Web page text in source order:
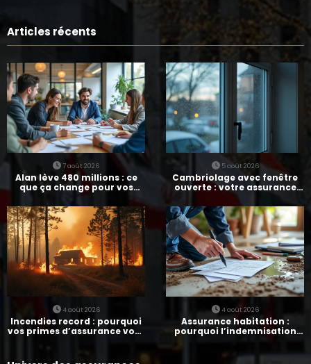
Articles récents
7 août 2026
Alan lève 480 millions : ce
que ça change pour vos
5 août 2026
Cambriolage avec fenêtre
ouverte : votre assurance
paie-t-elle ?
4 août 2026
Incendies record : pourquoi
vos primes d’assurance vont
4 août 2026
Assurance habitation :
pourquoi l’indemnisation
prend parfois 7 mois